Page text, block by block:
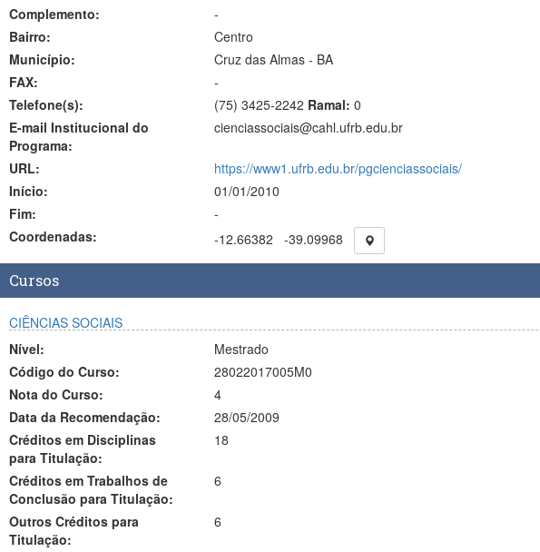
Complemento:
-
Bairro:
Centro
Município:
Cruz das Almas - BA
FAX:
-
Telefone(s):
(75) 3425-2242 Ramal: 0
E-mail Institucional do
Programa:
cienciassociais@cahl.ufrb.edu.br
URL:
https://www1.ufrb.edu.br/pgcienciassociais/
Início:
01/01/2010
Fim:
-
Coordenadas:
-12.66382 -39.09968
Cursos
CIÊNCIAS SOCIAIS
Nível:
Mestrado
Código do Curso:
28022017005M0
Nota do Curso:
4
Data da Recomendação:
28/05/2009
Créditos em Disciplinas
para Titulação:
18
Créditos em Trabalhos de
Conclusão para Titulação:
6
Outros Créditos para
Titulação:
6